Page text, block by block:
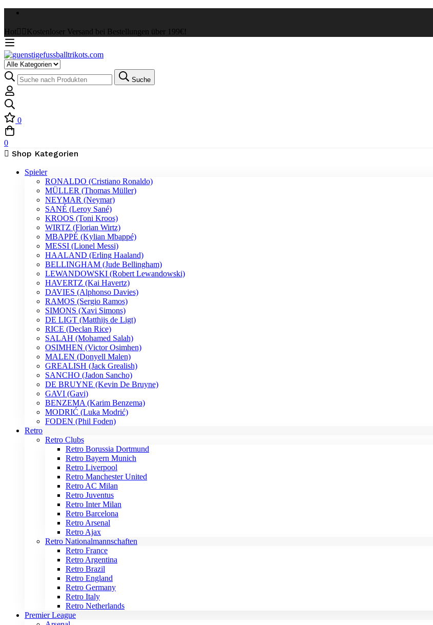
Hot ✌🏼Kostenloser Versand bei Bestellungen über 199€!
Select
a
Category
Suche
nach:
Suche
0
0
Shop Kategorien
Spieler
RONALDO (Cristiano Ronaldo)
MÜLLER (Thomas Müller)
NEYMAR (Neymar)
SANÉ (Leroy Sané)
KROOS (Toni Kroos)
WIRTZ (Florian Wirtz)
MBAPPÉ (Kylian Mbappé)
MESSI (Lionel Messi)
HAALAND (Erling Haaland)
BELLINGHAM (Jude Bellingham)
LEWANDOWSKI (Robert Lewandowski)
HAVERTZ (Kai Havertz)
DAVIES (Alphonso Davies)
RAMOS (Sergio Ramos)
SIMONS (Xavi Simons)
DE LIGT (Matthijs de Ligt)
RICE (Declan Rice)
SALAH (Mohamed Salah)
OSIMHEN (Victor Osimhen)
MALEN (Donyell Malen)
GREALISH (Jack Grealish)
SANCHO (Jadon Sancho)
DE BRUYNE (Kevin De Bruyne)
GAVI (Gavi)
BENZEMA (Karim Benzema)
MODRIĆ (Luka Modrić)
FODEN (Phil Foden)
Retro
Retro Clubs
Retro Borussia Dortmund
Retro Bayern Munich
Retro Liverpool
Retro Manchester United
Retro AC Milan
Retro Juventus
Retro Inter Milan
Retro Barcelona
Retro Arsenal
Retro Ajax
Retro Nationalmannschaften
Retro France
Retro Argentina
Retro Brazil
Retro England
Retro Germany
Retro Italy
Retro Netherlands
Premier League